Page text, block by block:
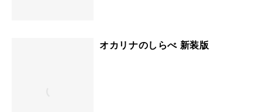
オカリナのしらべ 新装版